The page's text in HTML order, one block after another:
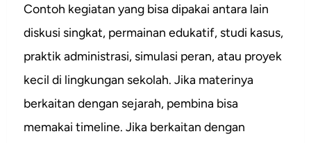
Contoh kegiatan yang bisa dipakai antara lain
diskusi singkat, permainan edukatif, studi kasus,
praktik administrasi, simulasi peran, atau proyek
kecil di lingkungan sekolah. Jika materinya
berkaitan dengan sejarah, pembina bisa
memakai timeline. Jika berkaitan dengan